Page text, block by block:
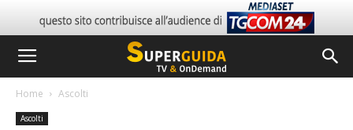
Home Ascolti
Ascolti